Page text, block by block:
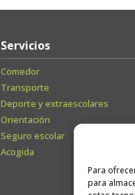
Para
para
Servicios
Comedor
Transporte
Deporte y extraescolares
Orientación
Seguro escolar
Acogida